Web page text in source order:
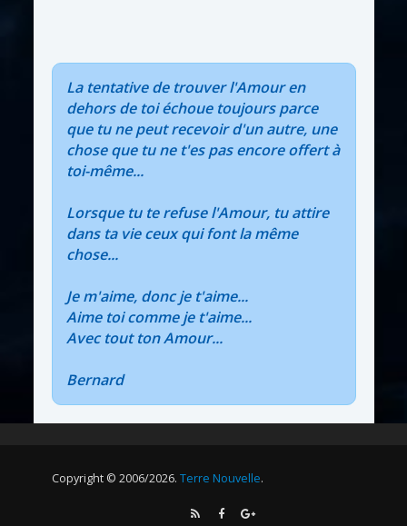
La tentative de trouver l'Amour en
dehors de toi échoue toujours parce
que tu ne peut recevoir d'un autre, une
chose que tu ne t'es pas encore offert à
toi-même...
Lorsque tu te refuse l'Amour, tu attire
dans ta vie ceux qui font la même
chose...
Je m'aime, donc je t'aime...
Aime toi comme je t'aime...
Avec tout ton Amour...
Bernard
Copyright © 2006/2026. Terre Nouvelle.